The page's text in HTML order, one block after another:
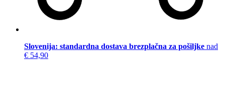
Slovenija: standardna dostava brezplačna za pošiljke nad
€ 54,90